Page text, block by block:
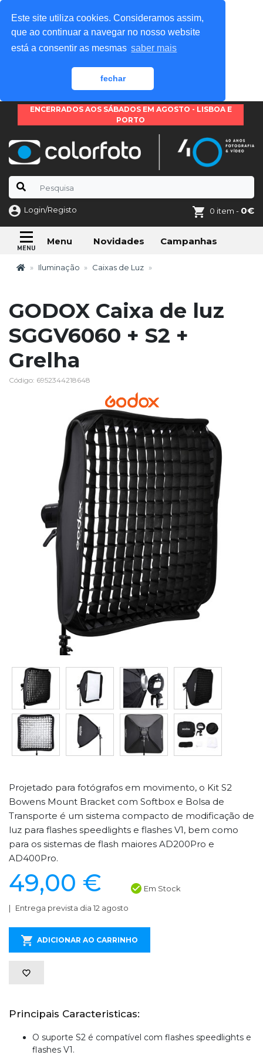
Este site utiliza cookies. Consideramos assim,
que ao continuar a navegar no nosso website
está a consentir as mesmas saber mais
fechar
ENCERRADOS AOS SÁBADOS EM AGOSTO - LISBOA E
PORTO
Login/Registo 0 item - 0€
Menu Novidades Campanhas
Iluminação Caixas de Luz
GODOX Caixa de luz
SGGV6060 + S2 +
Grelha
Código: 6952344218648
Projetado para fotógrafos em movimento, o Kit S2
Bowens Mount Bracket com Softbox e Bolsa de
Transporte é um sistema compacto de modificação de
luz para flashes speedlights e flashes V1, bem como
para os sistemas de flash maiores AD200Pro e
AD400Pro.
49,00 € Em Stock
Entrega prevista dia 12 agosto
ADICIONAR AO CARRINHO
Principais Caracteristicas:
O suporte S2 é compatível com flashes speedlights e
flashes V1.